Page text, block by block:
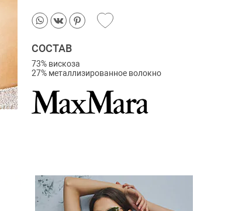
СОСТАВ
73% вискоза
27% металлизированное волокно